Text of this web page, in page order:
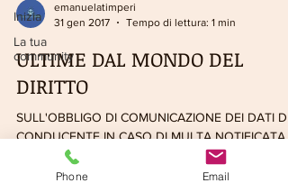
Inizia
La tua
community
emanuelatimperi
31 gen 2017
Tempo di lettura: 1 min
ULTIME DAL MONDO DEL
DIRITTO
SULL'OBBLIGO DI COMUNICAZIONE DEI DATI
CONDUCENTE IN CASO DI MULTA NOTIFICATA
OLTRE IL TERMINE La Corte di Cassazione Sez. VI
Phone Email